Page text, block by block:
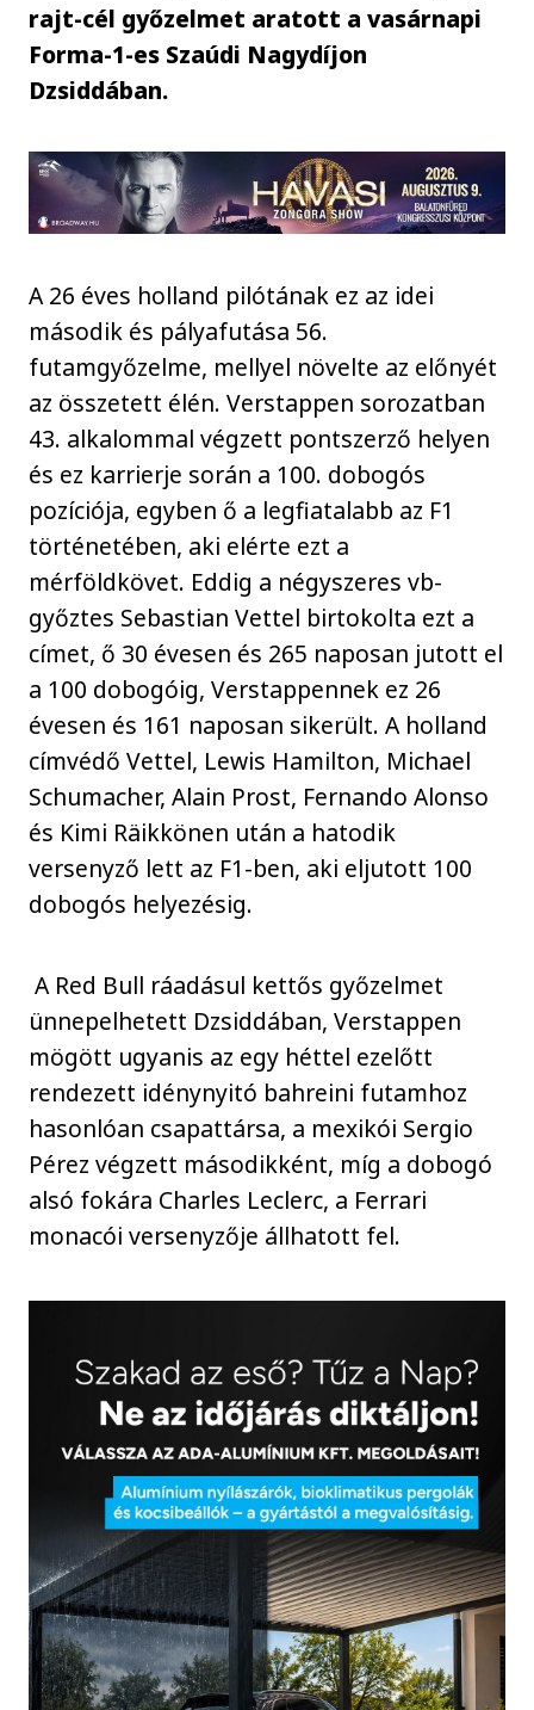
rajt-cél győzelmet aratott a vasárnapi
Forma-1-es Szaúdi Nagydíjon
Dzsiddában.
A 26 éves holland pilótának ez az idei
második és pályafutása 56.
futamgyőzelme, mellyel növelte az előnyét
az összetett élén. Verstappen sorozatban
43. alkalommal végzett pontszerző helyen
és ez karrierje során a 100. dobogós
pozíciója, egyben ő a legfiatalabb az F1
történetében, aki elérte ezt a
mérföldkövet. Eddig a négyszeres vb-
győztes Sebastian Vettel birtokolta ezt a
címet, ő 30 évesen és 265 naposan jutott el
a 100 dobogóig, Verstappennek ez 26
évesen és 161 naposan sikerült. A holland
címvédő Vettel, Lewis Hamilton, Michael
Schumacher, Alain Prost, Fernando Alonso
és Kimi Räikkönen után a hatodik
versenyző lett az F1-ben, aki eljutott 100
dobogós helyezésig.
A Red Bull ráadásul kettős győzelmet
ünnepelhetett Dzsiddában, Verstappen
mögött ugyanis az egy héttel ezelőtt
rendezett idénynyitó bahreini futamhoz
hasonlóan csapattársa, a mexikói Sergio
Pérez végzett másodikként, míg a dobogó
alsó fokára Charles Leclerc, a Ferrari
monacói versenyzője állhatott fel.